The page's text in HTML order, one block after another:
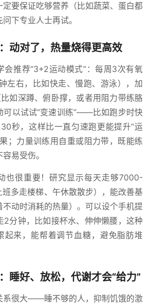
定要保证吃够营养（比如蔬菜、蛋白都
下专业人士再试。
动对了，热量烧得更高效
会推荐“3+2运动模式”：每周3次有氧
左右，比如快走、慢跑、游泳），加
如深蹲、俯卧撑，或者用阻力带练胳
可以试试“变速训练”——比如跑步时快
秒，这样比一直匀速跑更能提升“运
；力量训练用自重或阻力带，既能练
易受伤。
也很重要！研究显示每天走够7000-
多走楼梯、午休散散步），能改善基
动时消耗的热量）。可以设个手机提
2分钟，比如接杯水、伸伸懒腰，这种
起来，能帮着调节血糖，避免脂肪堆
睡好、放松，代谢才会“给力”
系很大——睡不够的人，抑制饥饿的激